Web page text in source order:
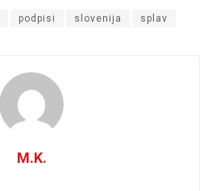
podpisi slovenija splav
M.K.